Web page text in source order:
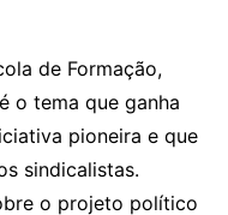
de Formação,
o tema que ganha
pioneira e que
sindicalistas.
o projeto político